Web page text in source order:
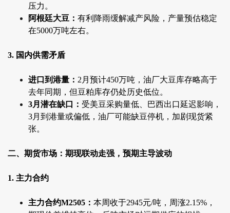
压力。
阿根廷大豆： 有利降雨缓解减产风险，产量预估稳定
在5000万吨左右。
3. 国内供需矛盾
进口到港量： 2月预计450万吨，油厂大豆库存略高于
去年同期，但豆粕库存仍处历史低位。
3月潜在缺口： 受美豆采购量低、巴西出口延迟影响，
3月到港量或偏低，油厂可能缺豆停机，加剧现货紧
张。
二、期货市场：期现联动走强，预期主导波动
1. 主力合约
主力合约M2505： 本周收于2945元/吨，周涨2.15%，